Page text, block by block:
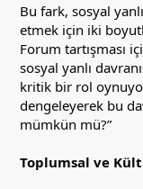
Bu fark, sosyal
etmek için iki
Forum tartışması
sosyal yanlı
kritik bir rol
dengeleyerek bu
mümkün mü?”
Toplumsal ve